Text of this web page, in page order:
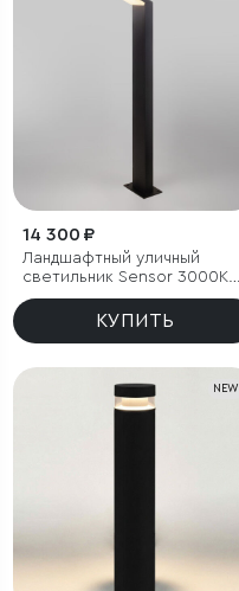
14 300 ₽
Ландшафтный уличный
светильник Sensor 3000K
Чёрный IP54
КУПИТЬ
NEW